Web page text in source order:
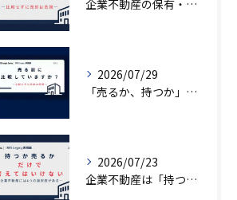
企業不動産の保有・活用・売却・組み換えをどう比較するか｜CRE戦略の8つの評価軸
2026/07/29
「売るか、持つか」で悩んでいませんか？
2026/07/23
企業不動産は「持つか売るか」だけではない｜CRE戦略で考える4つの意思決定